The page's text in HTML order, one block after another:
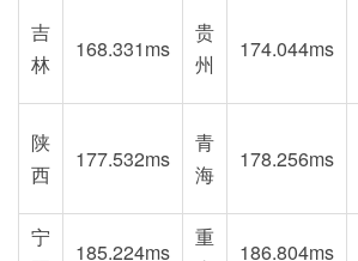
吉
林
168.331ms
贵
州
174.044ms
陕
西
177.532ms
青
海
178.256ms
宁
185.224ms
重
186.804ms